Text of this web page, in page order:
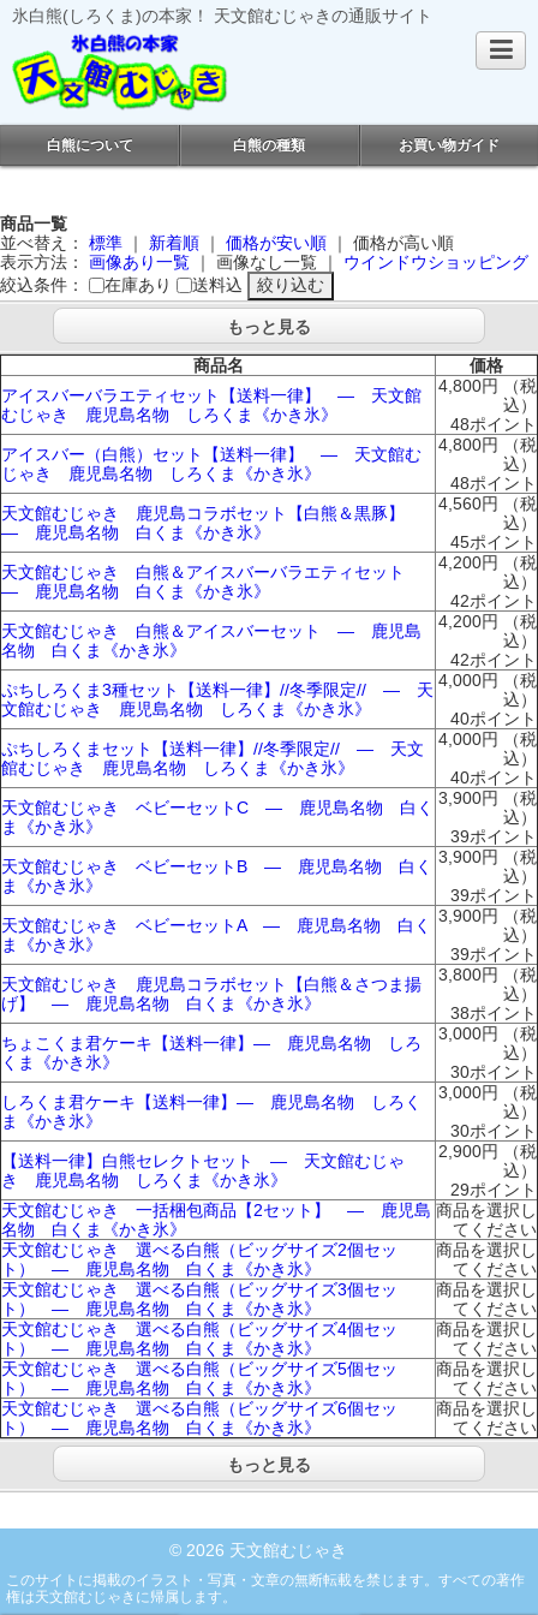
氷白熊(しろくま)の本家！ 天文館むじゃきの通販サイト
白熊について 白熊の種類 お買い物ガイド
商品一覧
並べ替え：
標準 ｜ 新着順 ｜ 価格が安い順 ｜ 価格が高い順
表示方法：
画像あり一覧 ｜ 画像なし一覧 ｜ ウインドウショッピング
絞込条件：
在庫あり 送料込
もっと見る
商品名
価格
アイスバーバラエティセット【送料一律】 ― 天文館
むじゃき 鹿児島名物 しろくま《かき氷》
4,800円
（税
込）
48ポイント
アイスバー（白熊）セット【送料一律】 ― 天文館む
じゃき 鹿児島名物 しろくま《かき氷》
4,800円
（税
込）
48ポイント
天文館むじゃき 鹿児島コラボセット【白熊＆黒豚】
― 鹿児島名物 白くま《かき氷》
4,560円
（税
込）
45ポイント
天文館むじゃき 白熊＆アイスバーバラエティセット
― 鹿児島名物 白くま《かき氷》
4,200円
（税
込）
42ポイント
天文館むじゃき 白熊＆アイスバーセット ― 鹿児島
名物 白くま《かき氷》
4,200円
（税
込）
42ポイント
ぷちしろくま3種セット【送料一律】//冬季限定// ― 天
文館むじゃき 鹿児島名物 しろくま《かき氷》
4,000円
（税
込）
40ポイント
ぷちしろくまセット【送料一律】//冬季限定// ― 天文
館むじゃき 鹿児島名物 しろくま《かき氷》
4,000円
（税
込）
40ポイント
天文館むじゃき ベビーセットC ― 鹿児島名物 白く
ま《かき氷》
3,900円
（税
込）
39ポイント
天文館むじゃき ベビーセットB ― 鹿児島名物 白く
ま《かき氷》
3,900円
（税
込）
39ポイント
天文館むじゃき ベビーセットA ― 鹿児島名物 白く
ま《かき氷》
3,900円
（税
込）
39ポイント
天文館むじゃき 鹿児島コラボセット【白熊＆さつま揚
げ】 ― 鹿児島名物 白くま《かき氷》
3,800円
（税
込）
38ポイント
ちょこくま君ケーキ【送料一律】― 鹿児島名物 しろ
くま《かき氷》
3,000円
（税
込）
30ポイント
しろくま君ケーキ【送料一律】― 鹿児島名物 しろく
ま《かき氷》
3,000円
（税
込）
30ポイント
【送料一律】白熊セレクトセット ― 天文館むじゃ
き 鹿児島名物 しろくま《かき氷》
2,900円
（税
込）
29ポイント
天文館むじゃき 一括梱包商品【2セット】 ― 鹿児島
名物 白くま《かき氷》
商品を選択し
てください
天文館むじゃき 選べる白熊（ビッグサイズ2個セッ
ト） ― 鹿児島名物 白くま《かき氷》
商品を選択し
てください
天文館むじゃき 選べる白熊（ビッグサイズ3個セッ
ト） ― 鹿児島名物 白くま《かき氷》
商品を選択し
てください
天文館むじゃき 選べる白熊（ビッグサイズ4個セッ
ト） ― 鹿児島名物 白くま《かき氷》
商品を選択し
てください
天文館むじゃき 選べる白熊（ビッグサイズ5個セッ
ト） ― 鹿児島名物 白くま《かき氷》
商品を選択し
てください
天文館むじゃき 選べる白熊（ビッグサイズ6個セッ
ト） ― 鹿児島名物 白くま《かき氷》
商品を選択し
てください
もっと見る
© 2026 天文館むじゃき
このサイトに掲載のイラスト・写真・文章の無断転載を禁じます。すべての著作
権は天文館むじゃきに帰属します。